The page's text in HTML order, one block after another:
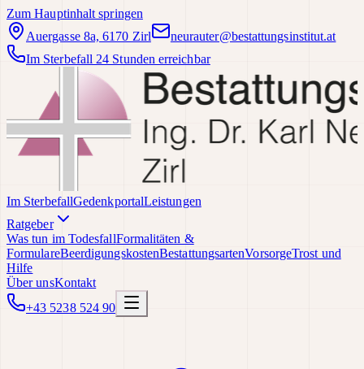
Zum Hauptinhalt springen
Auergasse 8a, 6170 Zirl
neurauter@bestattungsinstitut.at
Im Sterbefall 24 Stunden erreichbar
Im SterbefallGedenkportalLeistungen
Ratgeber
Was tun im TodesfallFormalitäten &
FormulareBeerdigungskostenBestattungsartenVorsorgeTrost und
Hilfe
Über unsKontakt
+43 5238 524 90